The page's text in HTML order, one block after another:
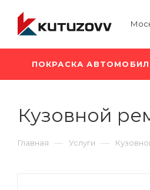
ПОКРАСКА
Кузовной
Главная — Услуги —